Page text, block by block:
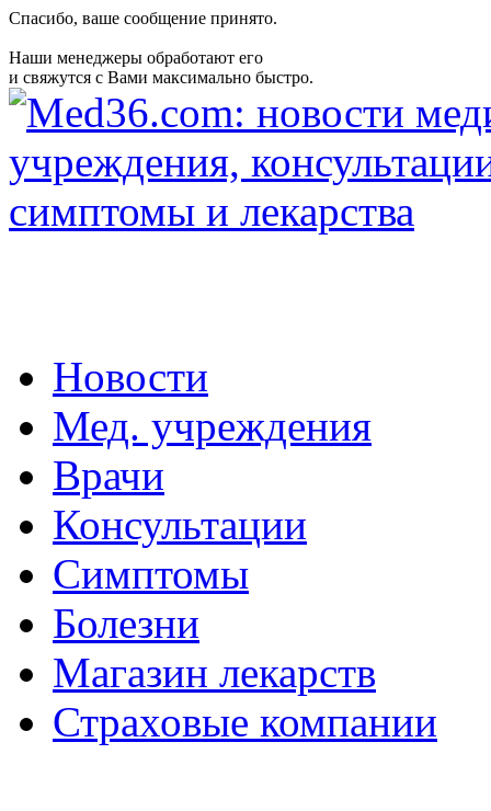
Спасибо, ваше сообщение принято.
Наши менеджеры обработают его
и свяжутся с Вами максимально быстро.
Новости
Мед. учреждения
Врачи
Консультации
Симптомы
Болезни
Магазин лекарств
Страховые компании